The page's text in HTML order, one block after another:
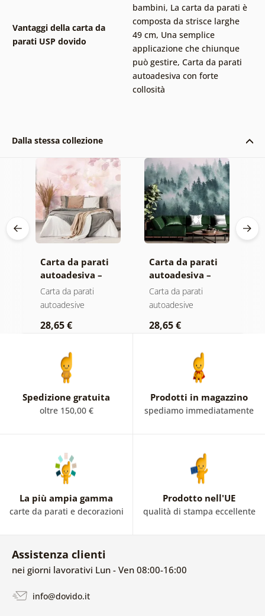
Vantaggi della carta da
parati USP dovido
bambini, La carta da parati è
composta da strisce larghe
49 cm, Una semplice
applicazione che chiunque
può gestire, Carta da parati
autoadesiva con forte
collosità
Dalla stessa collezione
Carta da parati
autoadesiva –
Foglie con
sfumatura
Carta da parati
autoadesive
28,65 €
Carta da parati
autoadesiva –
Foresta nella
nebbia
Carta da parati
autoadesive
28,65 €
Spedizione gratuita
oltre 150,00 €
Prodotti in magazzino
spediamo immediatamente
La più ampia gamma
carte da parati e decorazioni
Prodotto nell'UE
qualità di stampa eccellente
Assistenza clienti
nei giorni lavorativi Lun - Ven 08:00-16:00
info@dovido.it